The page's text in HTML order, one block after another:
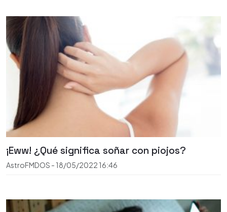
¡Eww! ¿Qué significa soñar con piojos?
AstroFMDOS - 18/05/2022 16:46